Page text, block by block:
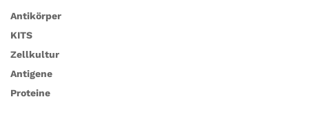
Antikörper
KITS
Zellkultur
Antigene
Proteine